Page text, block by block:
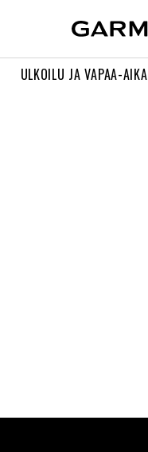
ULKOILU JA VAPAA-AIKA